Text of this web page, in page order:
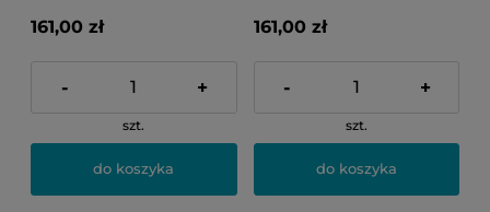
161,00 zł
- +
szt.
do koszyka
161,00 zł
- +
szt.
do koszyka